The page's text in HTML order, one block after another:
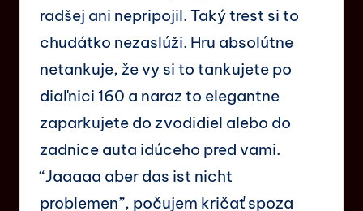
radšej ani nepripojil. Taký trest si to
chudátko nezaslúži. Hru absolútne
netankuje, že vy si to tankujete po
diaľnici 160 a naraz to elegantne
zaparkujete do zvodidiel alebo do
zadnice auta idúceho pred vami.
“Jaaaaa aber das ist nicht
problemen”, počujem kričať spoza